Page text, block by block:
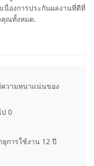
นื่องการประกันผลงานที่ดีที่
คุณทั้งหมด.
วามหนาแน่นของ
ป 0
ยุการใช้งาน 12 ปี